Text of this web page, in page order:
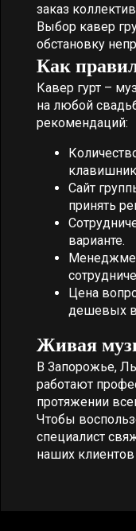
заказ
Выбор кавер
обстановку
Как
Кавер гурт –
на любой
рекомендаций:
Сайт
принять
варианте.
Цена
дешевых
Живая
В Запорожье,
работают
протяжении
Чтобы
специалист
наших